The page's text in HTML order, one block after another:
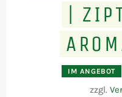
|
IM ANGEBOT
zzgl.